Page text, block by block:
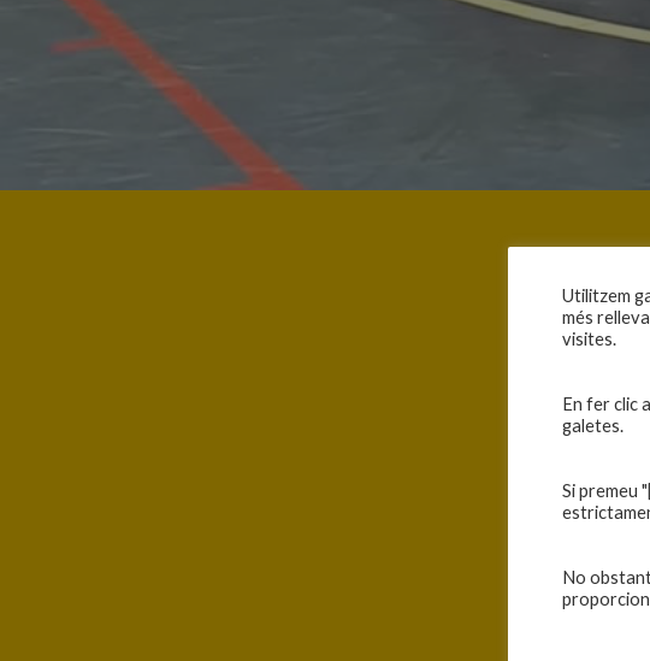
Utilitzem
més
visites.
En fer clic
galetes.
Si premeu
No